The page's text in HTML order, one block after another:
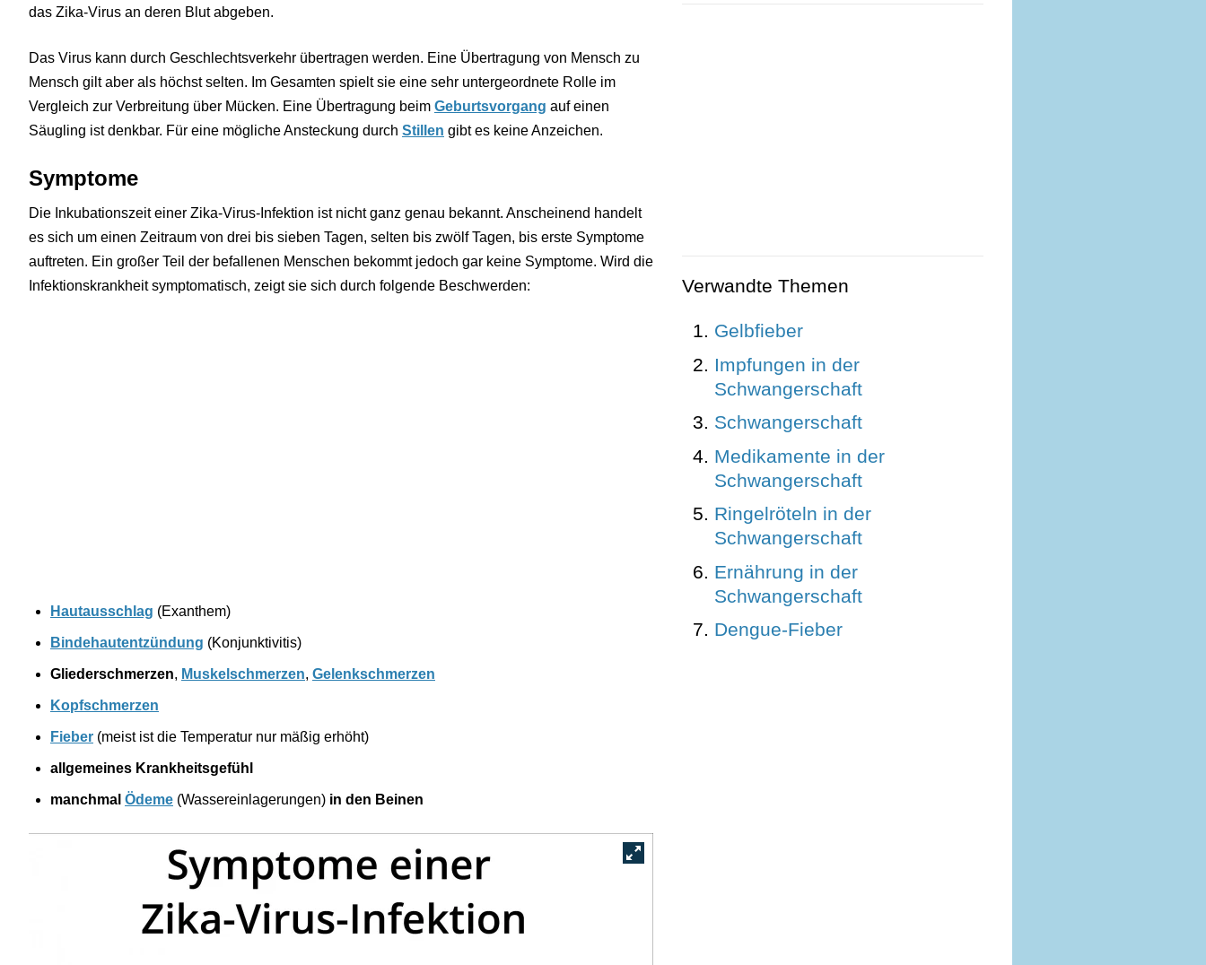
das Zika-Virus an deren Blut abgeben.
Das Virus kann durch Geschlechtsverkehr übertragen werden. Eine Übertragung von Mensch zu
Mensch gilt aber als höchst selten. Im Gesamten spielt sie eine sehr untergeordnete Rolle im
Vergleich zur Verbreitung über Mücken. Eine Übertragung beim Geburtsvorgang auf einen
Säugling ist denkbar. Für eine mögliche Ansteckung durch Stillen gibt es keine Anzeichen.
Symptome
Die Inkubationszeit einer Zika-Virus-Infektion ist nicht ganz genau bekannt. Anscheinend handelt
es sich um einen Zeitraum von drei bis sieben Tagen, selten bis zwölf Tagen, bis erste Symptome
auftreten. Ein großer Teil der befallenen Menschen bekommt jedoch gar keine Symptome. Wird die
Infektionskrankheit symptomatisch, zeigt sie sich durch folgende Beschwerden:
Hautausschlag (Exanthem)
Bindehautentzündung (Konjunktivitis)
Gliederschmerzen, Muskelschmerzen, Gelenkschmerzen
Kopfschmerzen
Fieber (meist ist die Temperatur nur mäßig erhöht)
allgemeines Krankheitsgefühl
manchmal Ödeme (Wassereinlagerungen) in den Beinen
Verwandte Themen
Gelbfieber
Impfungen in der
Schwangerschaft
Schwangerschaft
Medikamente in der
Schwangerschaft
Ringelröteln in der
Schwangerschaft
Ernährung in der
Schwangerschaft
Dengue-Fieber